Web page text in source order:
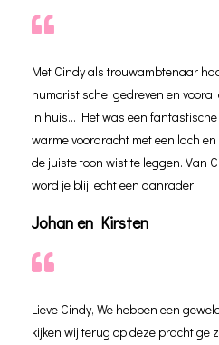
Met Cindy als trouwambtenaar
humoristische, gedreven en
in huis... Het was een
warme voordracht met een lach
de juiste toon wist te leggen. Van
word je blij, echt een aanrader!
Johan en Kirsten
Lieve Cindy, We hebben een
kijken wij terug op deze prachtige